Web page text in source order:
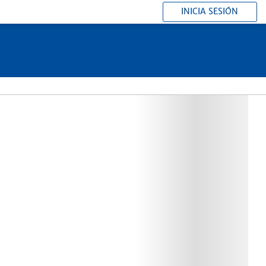
INICIA SESIÓN